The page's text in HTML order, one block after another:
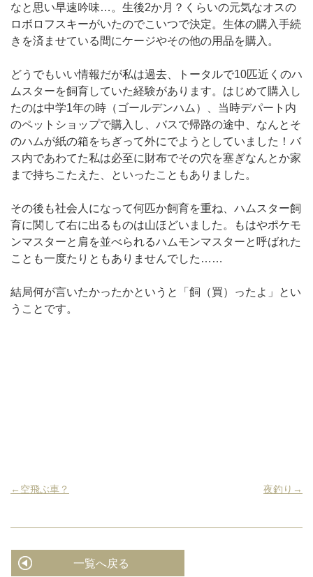
なと思い早速吟味…。生後2か月？くらいの元気なオスの
ロボロフスキーがいたのでこいつで決定。生体の購入手続
きを済ませている間にケージやその他の用品を購入。
どうでもいい情報だが私は過去、トータルで10匹近くのハ
ムスターを飼育していた経験があります。はじめて購入し
たのは中学1年の時（ゴールデンハム）、当時デパート内
のペットショップで購入し、バスで帰路の途中、なんとそ
のハムが紙の箱をちぎって外にでようとしていました！バ
ス内であわてた私は必至に財布でその穴を塞ぎなんとか家
まで持ちこたえた、といったこともありました。
その後も社会人になって何匹か飼育を重ね、ハムスター飼
育に関して右に出るものは山ほどいました。もはやポケモ
ンマスターと肩を並べられるハムモンマスターと呼ばれた
ことも一度たりともありませんでした……
結局何が言いたかったかというと「飼（買）ったよ」とい
うことです。
←空飛ぶ車？ 夜釣り→
一覧へ戻る